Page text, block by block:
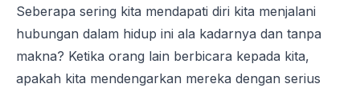
Seberapa sering kita mendapati diri kita menjalani
hubungan dalam hidup ini ala kadarnya dan tanpa
makna? Ketika orang lain berbicara kepada kita,
apakah kita mendengarkan mereka dengan serius